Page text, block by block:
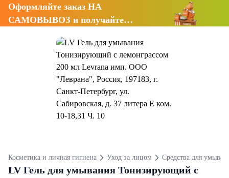
Оформляйте заказ НА
САМОВЫВОЗ и получайте
Косметика и личная гигиена Уход за лицом Средства для
LV Гель для умывания Тонизирующий с